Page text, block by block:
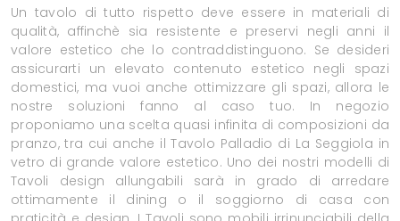
Un tavolo di tutto rispetto deve essere in materiali di
qualità, affinchè sia resistente e preservi negli anni il
valore estetico che lo contraddistinguono. Se desideri
assicurarti un elevato contenuto estetico negli spazi
domestici, ma vuoi anche ottimizzare gli spazi, allora le
nostre soluzioni fanno al caso tuo. In negozio
proponiamo una scelta quasi infinita di composizioni da
pranzo, tra cui anche il Tavolo Palladio di La Seggiola in
vetro di grande valore estetico. Uno dei nostri modelli di
Tavoli design allungabili sarà in grado di arredare
ottimamente il dining o il soggiorno di casa con